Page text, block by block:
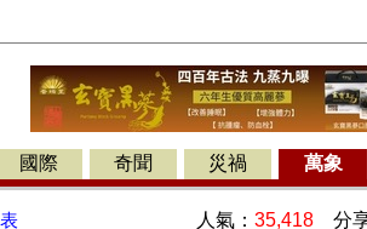
國際 奇聞 災禍 萬象
人氣： 35,418 分